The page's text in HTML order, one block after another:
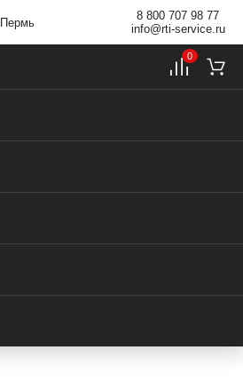
Пермь
8 800 707 98 77
info@rti-service.ru
0